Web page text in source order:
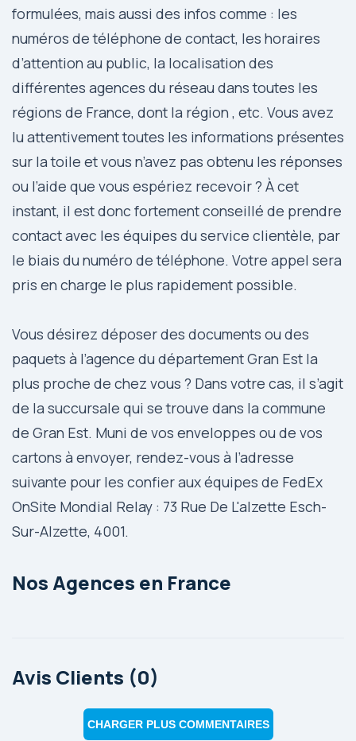
formulées, mais aussi des infos comme : les
numéros de téléphone de contact, les horaires
d’attention au public, la localisation des
différentes agences du réseau dans toutes les
régions de France, dont la région , etc. Vous avez
lu attentivement toutes les informations présentes
sur la toile et vous n’avez pas obtenu les réponses
ou l’aide que vous espériez recevoir ? À cet
instant, il est donc fortement conseillé de prendre
contact avec les équipes du service clientèle, par
le biais du numéro de téléphone. Votre appel sera
pris en charge le plus rapidement possible.
Vous désirez déposer des documents ou des
paquets à l’agence du département Gran Est la
plus proche de chez vous ? Dans votre cas, il s’agit
de la succursale qui se trouve dans la commune
de Gran Est. Muni de vos enveloppes ou de vos
cartons à envoyer, rendez-vous à l’adresse
suivante pour les confier aux équipes de FedEx
OnSite Mondial Relay : 73 Rue De L'alzette Esch-
Sur-Alzette, 4001.
Nos Agences en France
Avis Clients (0)
CHARGER PLUS COMMENTAIRES